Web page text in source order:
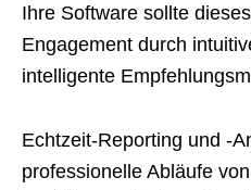
Ihre Software sollte
Engagement durch
intelligente
Echtzeit-Reporting und -
professionelle Abläufe